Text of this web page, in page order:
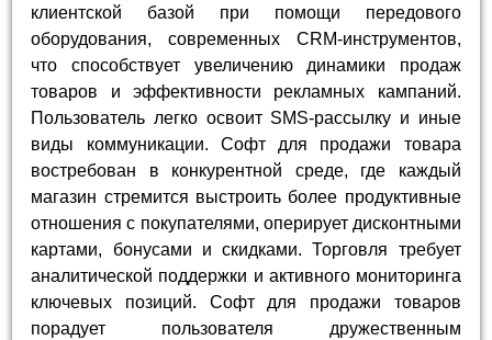
клиентской базой при помощи передового
оборудования, современных CRM-инструментов,
что способствует увеличению динамики продаж
товаров и эффективности рекламных кампаний.
Пользователь легко освоит SMS-рассылку и иные
виды коммуникации. Софт для продажи товара
востребован в конкурентной среде, где каждый
магазин стремится выстроить более продуктивные
отношения с покупателями, оперирует дисконтными
картами, бонусами и скидками. Торговля требует
аналитической поддержки и активного мониторинга
ключевых позиций. Софт для продажи товаров
порадует пользователя дружественным